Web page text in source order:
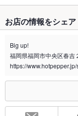
禁煙・喫煙 全席喫煙可
喫煙専用室
※2020年4月1日～受動喫煙対策
総席数 10席
お店の情報をシェア
Big up!
福岡県福岡市中央区春吉
https://